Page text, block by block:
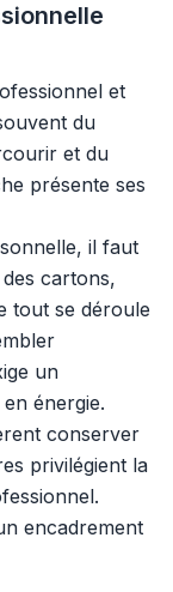
et
du
et du
présente ses
il faut
cartons,
tout se déroule
un
en énergie.
conserver
privilégient la
encadrement